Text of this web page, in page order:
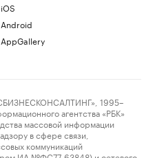
iOS
Android
AppGallery
1995–
агентства «РБК»
массовой информации
в сфере связи,
коммуникаций